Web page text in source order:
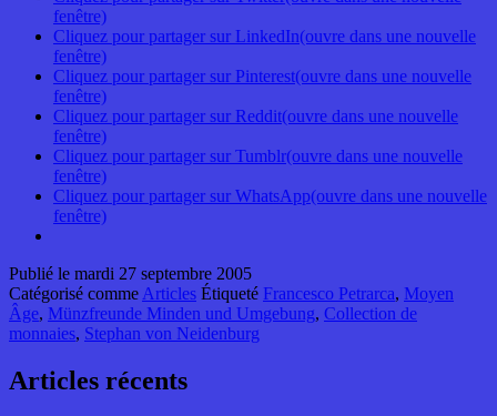
fenêtre)
Cliquez pour partager sur LinkedIn(ouvre dans une nouvelle
fenêtre)
Cliquez pour partager sur Pinterest(ouvre dans une nouvelle
fenêtre)
Cliquez pour partager sur Reddit(ouvre dans une nouvelle
fenêtre)
Cliquez pour partager sur Tumblr(ouvre dans une nouvelle
fenêtre)
Cliquez pour partager sur WhatsApp(ouvre dans une nouvelle
fenêtre)
Publié le mardi 27 septembre 2005
Catégorisé comme Articles Étiqueté Francesco Petrarca, Moyen
Âge, Münzfreunde Minden und Umgebung, Collection de
monnaies, Stephan von Neidenburg
Articles récents